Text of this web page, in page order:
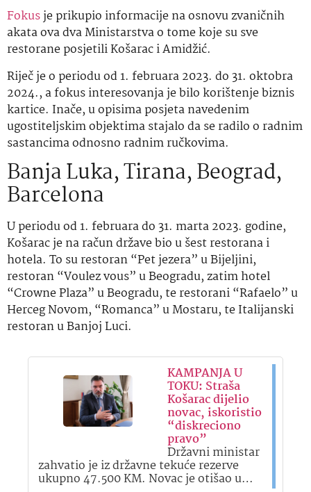
Fokusje prikupio informacije na osnovu zvaničnih
akata ova dva Ministarstva o tome koje su sve
restorane posjetili Košarac i Amidžić.
Riječ je o periodu od 1. februara 2023. do 31. oktobra
2024., a fokus interesovanja je bilo korištenje biznis
kartice. Inače, u opisima posjeta navedenim
ugostiteljskim objektima stajalo da se radilo o radnim
sastancima odnosno radnim ručkovima.
Banja Luka, Tirana, Beograd,
Barcelona
U periodu od 1. februara do 31. marta 2023. godine,
Košarac je na račun države bio u šest restorana i
hotela. To su restoran “Pet jezera” u Bijeljini,
restoran “Voulez vous” u Beogradu, zatim hotel
“Crowne Plaza” u Beogradu, te restorani “Rafaelo” u
Herceg Novom, “Romanca” u Mostaru, te Italijanski
restoran u Banjoj Luci.
KAMPANJA U
TOKU: Straša
Košarac dijelio
novac, iskoristio
“diskreciono
pravo”
Državni ministar
zahvatio je iz državne tekuće rezerve
ukupno 47.500 KM. Novac je otišao u…